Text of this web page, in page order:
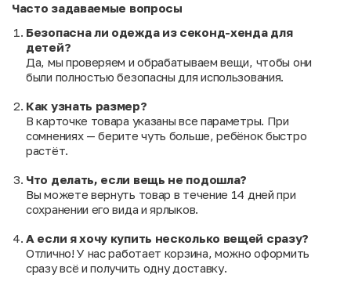
Часто задаваемые вопросы
Безопасна ли одежда из секонд-хенда для
детей?
Да, мы проверяем и обрабатываем вещи, чтобы они
были полностью безопасны для использования.
Как узнать размер?
В карточке товара указаны все параметры. При
сомнениях — берите чуть больше, ребёнок быстро
растёт.
Что делать, если вещь не подошла?
Вы можете вернуть товар в течение 14 дней при
сохранении его вида и ярлыков.
А если я хочу купить несколько вещей сразу?
Отлично! У нас работает корзина, можно оформить
сразу всё и получить одну доставку.